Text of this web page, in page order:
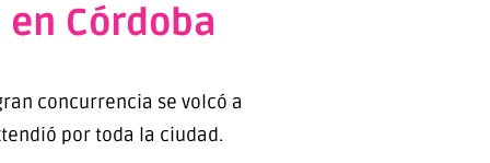
Córdoba
concurrencia se volcó a
por toda la ciudad.